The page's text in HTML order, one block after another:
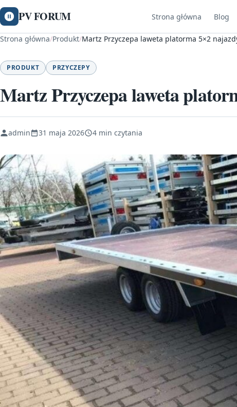
PV FORUM Strona główna Blog
Strona główna/Produkt/Martz Przyczepa laweta platorma 5×2
PRODUKT PRZYCZEPY
Martz Przyczepa laweta
admin 31 maja 2026 4 min czytania